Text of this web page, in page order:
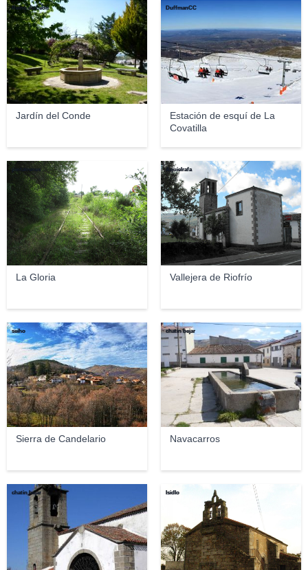
Jardín del Conde
Reino de León
Estación de esquí de La
Covatilla
DuffmanCC
La Gloria
pintatrenes
Vallejera de Riofrío
Aquielrafa
Sierra de Candelario
seiho
Navacarros
chatin bejar
chatin bejar Isidlo